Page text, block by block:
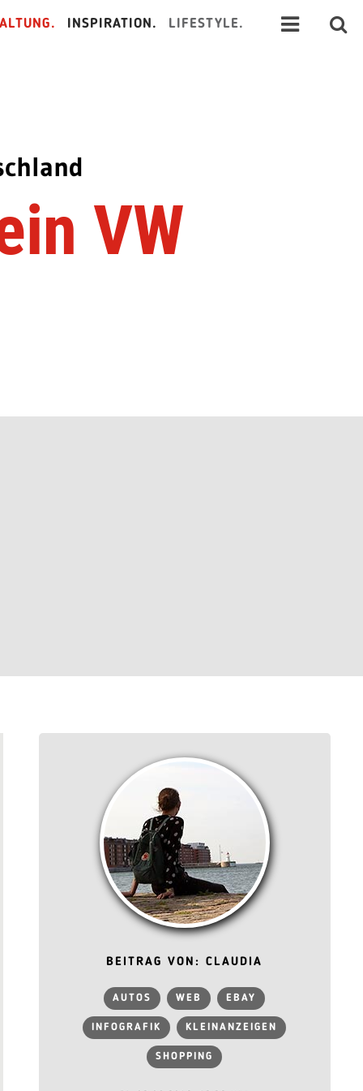
INSPIRATION. LIFESTYLE.
VW
BEITRAG VON: CLAUDIA
AUTOS WEB EBAY
INFOGRAFIK KLEINANZEIGEN
SHOPPING